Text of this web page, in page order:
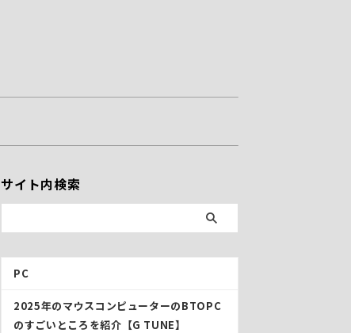
サイト内検索
PC
2025年のマウスコンピューターのBTOPC
のすごいところを紹介【G TUNE】